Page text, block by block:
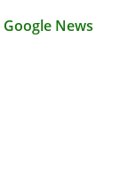
Google News